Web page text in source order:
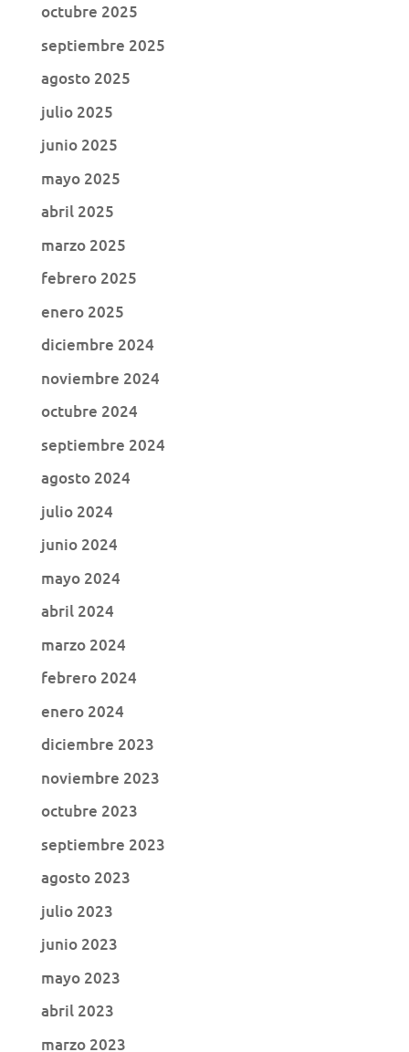
octubre 2025
septiembre 2025
agosto 2025
julio 2025
junio 2025
mayo 2025
abril 2025
marzo 2025
febrero 2025
enero 2025
diciembre 2024
noviembre 2024
octubre 2024
septiembre 2024
agosto 2024
julio 2024
junio 2024
mayo 2024
abril 2024
marzo 2024
febrero 2024
enero 2024
diciembre 2023
noviembre 2023
octubre 2023
septiembre 2023
agosto 2023
julio 2023
junio 2023
mayo 2023
abril 2023
marzo 2023